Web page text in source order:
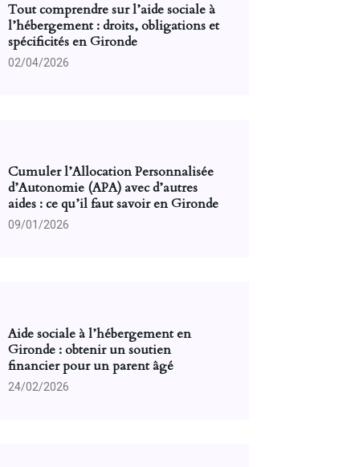
Tout comprendre sur l’aide sociale à
l’hébergement : droits, obligations et
spécificités en Gironde
02/04/2026
Cumuler l’Allocation Personnalisée
d’Autonomie (APA) avec d’autres
aides : ce qu’il faut savoir en Gironde
09/01/2026
Aide sociale à l’hébergement en
Gironde : obtenir un soutien
financier pour un parent âgé
24/02/2026